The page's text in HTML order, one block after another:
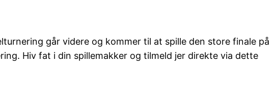
går videre og kommer til at spille den store finale på
Hiv fat i din spillemakker og tilmeld jer direkte via dette